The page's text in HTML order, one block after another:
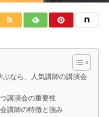
なら、人気講師の講演会
講演会の重要性
講師の特徴と強み